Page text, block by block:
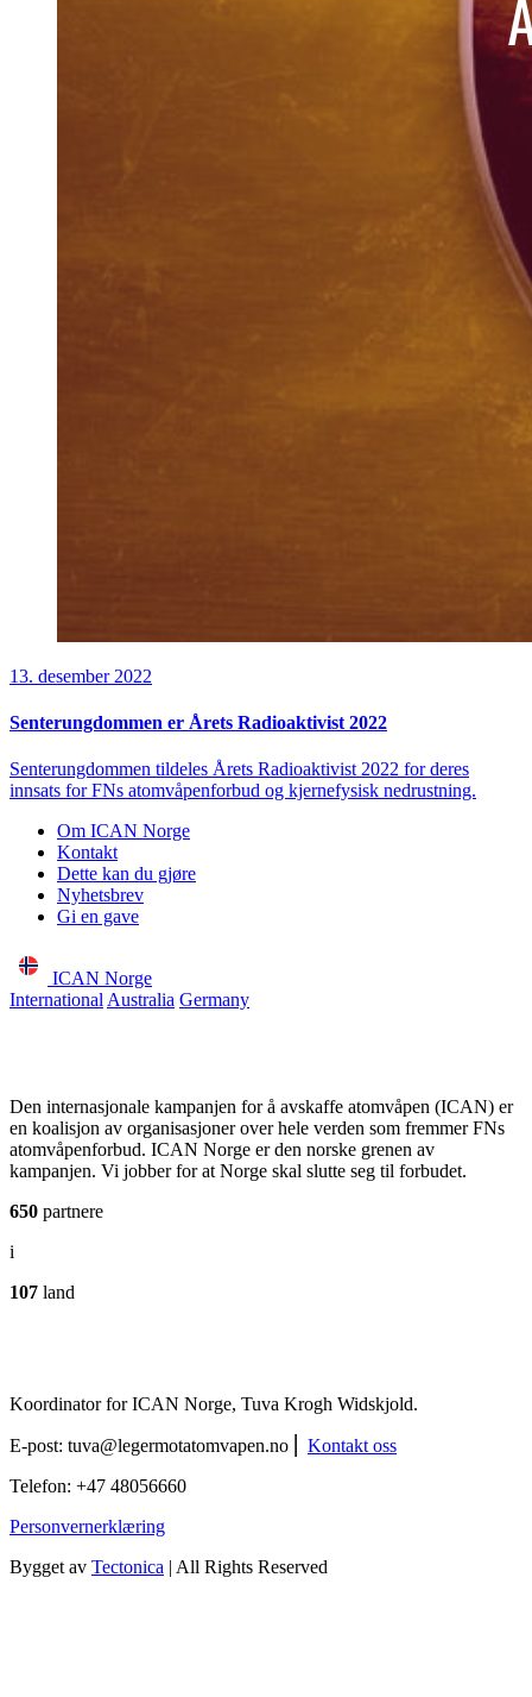
13. desember 2022
Senterungdommen er Årets Radioaktivist 2022
Senterungdommen tildeles Årets Radioaktivist 2022 for deres
innsats for FNs atomvåpenforbud og kjernefysisk nedrustning.
Om ICAN Norge
Kontakt
Dette kan du gjøre
Nyhetsbrev
Gi en gave
ICAN Norge
International Australia Germany
Den internasjonale kampanjen for å avskaffe atomvåpen (ICAN) er
en koalisjon av organisasjoner over hele verden som fremmer FNs
atomvåpenforbud. ICAN Norge er den norske grenen av
kampanjen. Vi jobber for at Norge skal slutte seg til forbudet.
650 partnere
i
107 land
Koordinator for ICAN Norge, Tuva Krogh Widskjold.
E-post: tuva@legermotatomvapen.no
Kontakt oss
Telefon: +47 48056660
Personvernerklæring
Bygget av Tectonica | All Rights Reserved